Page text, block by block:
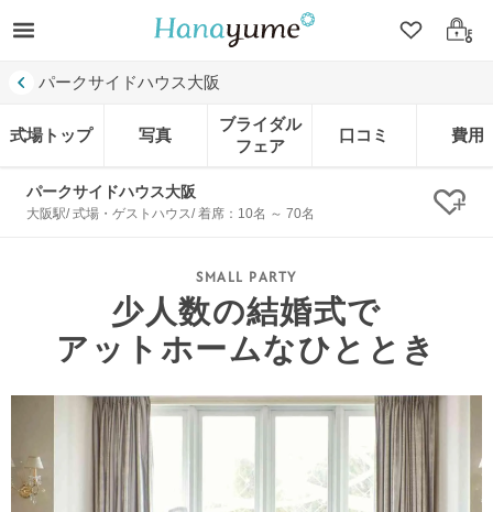
クリップ
ログ
パークサイドハウス大阪
式場トップ 写真
ブライダル
フェア
口コミ 費用
パークサイドハウス大阪
大阪駅/ 式場・ゲストハウス/ 着席：10名 ～ 70名 ク
少人数の結婚式で
アットホームなひととき